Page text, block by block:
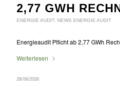
2,77 GWH
ENERGIE AUDIT, NEWS ENERGIE AUDIT
Energieaudit Pflicht ab 2,77 GWh
Weiterlesen
28/06/2026